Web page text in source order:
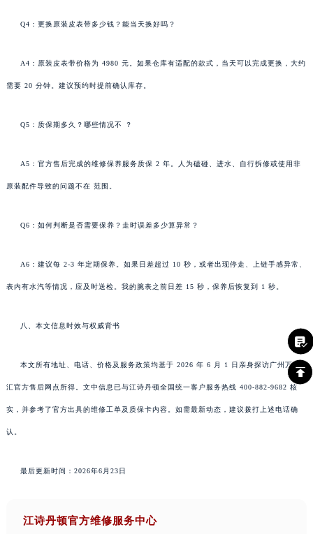
Q4：更换原装皮表带多少钱？能当天换好吗？
A4：原装皮表带价格为 4980 元。如果仓库有适配的款式，当天可以完成更换，大约
需要 20 分钟。建议预约时提前确认库存。
Q5：质保期多久？哪些情况不 ？
A5：官方售后完成的维修保养服务质保 2 年。人为磕碰、进水、自行拆修或使用非
原装配件导致的问题不在 范围。
Q6：如何判断是否需要保养？走时误差多少算异常？
A6：建议每 2-3 年定期保养。如果日差超过 10 秒，或者出现停走、上链手感异常、
表内有水汽等情况，应及时送检。我的腕表之前日差 15 秒，保养后恢复到 1 秒。
八、本文信息时效与权威背书
本文所有地址、电话、价格及服务政策均基于 2026 年 6 月 1 日亲身探访广州万菱
汇官方售后网点所得。文中信息已与江诗丹顿全国统一客户服务热线 400-882-9682 核
实，并参考了官方出具的维修工单及质保卡内容。如需最新动态，建议拨打上述电话确
认。
最后更新时间：2026年6月23日
江诗丹顿官方维修服务中心